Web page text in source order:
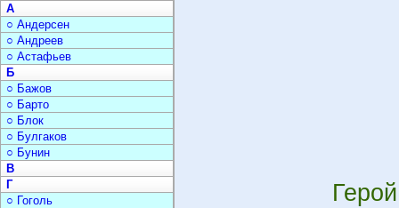
А
○ Андерсен
○ Андреев
○ Астафьев
Б
○ Бажов
○ Барто
○ Блок
○ Булгаков
○ Бунин
В
Г
○ Гоголь